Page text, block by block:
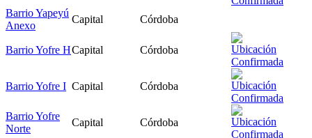
Barrio Yapeyú
Anexo
Capital Córdoba
Barrio Yofre HCapital Córdoba
Barrio Yofre I Capital Córdoba
Barrio Yofre
Norte
Capital Córdoba